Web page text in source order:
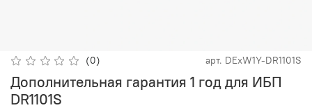
(0) арт. DExW1Y-DR1101S
Дополнительная гарантия 1 год для ИБП
DR1101S